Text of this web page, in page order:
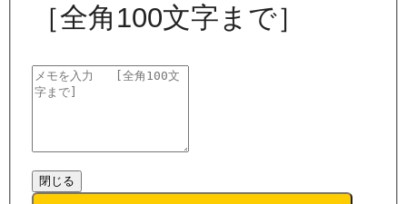
［全角100文字まで］
閉じる